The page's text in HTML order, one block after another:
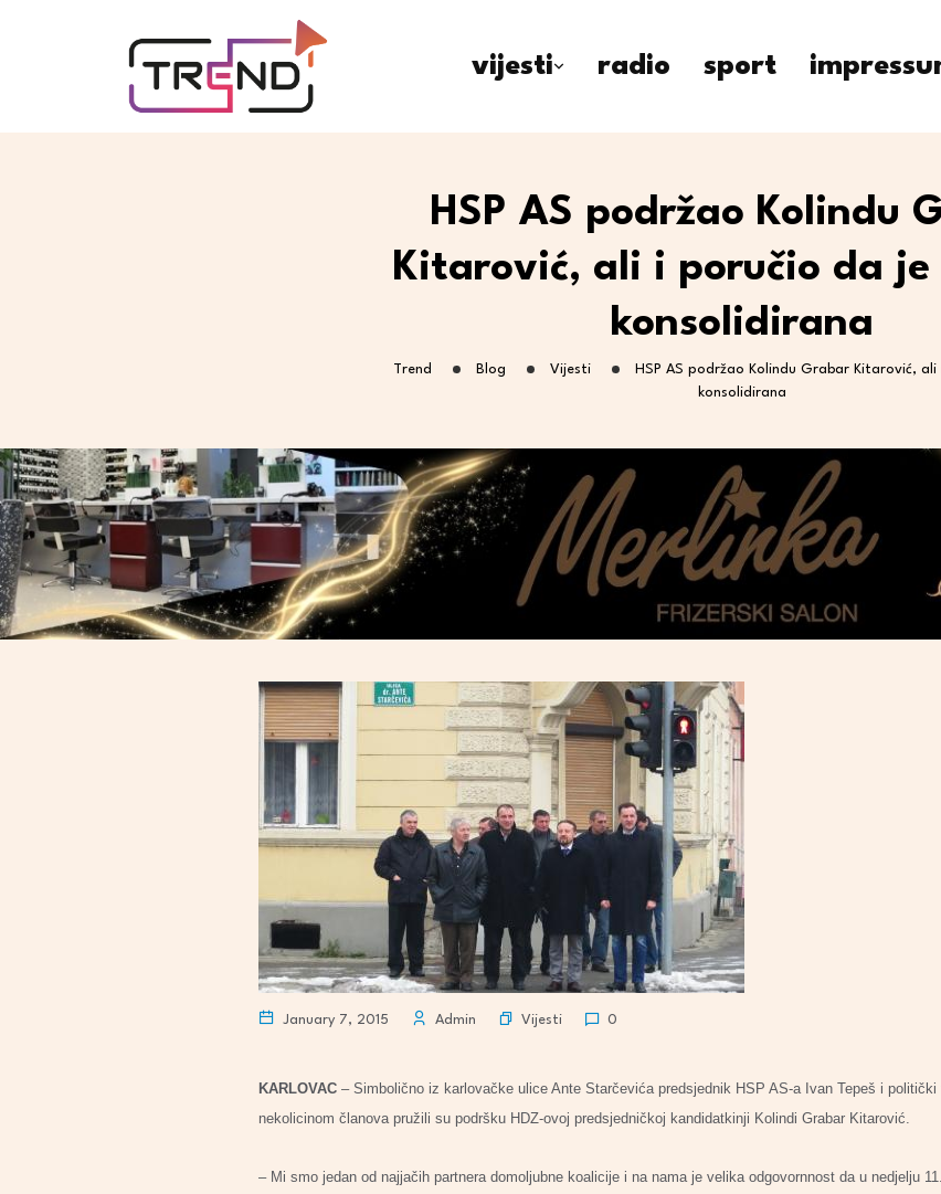
vijesti radio sport
HSP AS podržao Kolindu
Kitarović, ali i poručio da je
konsolidirana
Trend Blog Vijesti
HSP AS podržao Kolindu Grabar Kitarović,
konsolidirana
January 7, 2015 Admin Vijesti 0
KARLOVAC – Simbolično iz karlovačke ulice Ante Starčevića predsjednik HSP AS-a Ivan Tepeš i
nekolicinom članova pružili su podršku HDZ-ovoj predsjedničkoj kandidatkinji Kolindi Grabar Kitarović.
– Mi smo jedan od najjačih partnera domoljubne koalicije i na nama je velika odgovornnost da u nedjelju